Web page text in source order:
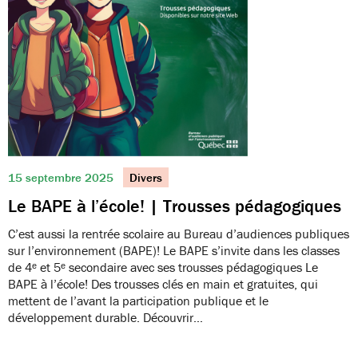
15 septembre 2025 Divers
Le BAPE à l’école! | Trousses pédagogiques
C’est aussi la rentrée scolaire au Bureau d’audiences publiques
sur l’environnement (BAPE)! Le BAPE s’invite dans les classes
de 4ᵉ et 5ᵉ secondaire avec ses trousses pédagogiques Le
BAPE à l’école! Des trousses clés en main et gratuites, qui
mettent de l’avant la participation publique et le
développement durable. Découvrir…